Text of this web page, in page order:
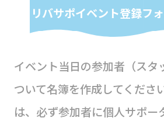
リバサポイベント登録フ
イベント当日の参加者（スタ
ついて名簿を作成してくださ
は、必ず参加者に個人サポー